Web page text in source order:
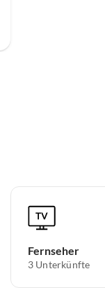
Fernseher
3 Unterkünfte